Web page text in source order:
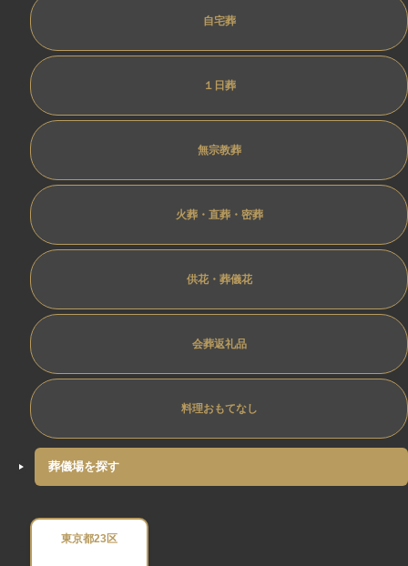
自宅葬
１日葬
無宗教葬
火葬・直葬・密葬
供花・葬儀花
会葬返礼品
料理おもてなし
葬儀場を探す
東京都23区